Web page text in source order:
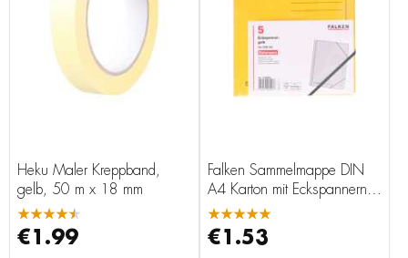
Heku Maler Kreppband,
gelb, 50 m x 18 mm
★★★★★
€1.99
Falken Sammelmappe DIN
A4 Karton mit Eckspannern,
gelb, 5 Stück
★★★★★
€1.53